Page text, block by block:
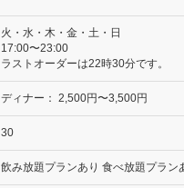
火・水・木・金・土・日
17:00〜23:00
ラストオーダーは22時30分です。
ディナー： 2,500円〜3,500円
30
飲み放題プランあり 食べ放題プラン